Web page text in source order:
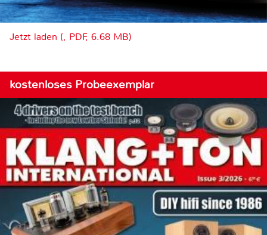
Jetzt laden (, PDF, 6.68 MB)
kostenloses Probeexemplar